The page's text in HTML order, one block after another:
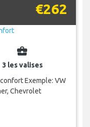
€262
business_center
3 les valises
Exemple: VW
Chevrolet